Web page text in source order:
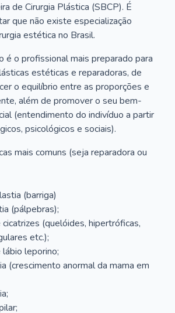
de Cirurgia Plástica (SBCP). É
que não existe especialização
estética no Brasil.
é o profissional mais preparado para
estéticas e reparadoras, de
o equilíbrio entre as proporções e
além de promover o seu bem-
(entendimento do indivíduo a partir
psicológicos e sociais).
mais comuns (seja reparadora ou
(barriga)
(pálpebras);
cicatrizes (quelóides, hipertróficas,
etc.);
lábio leporino;
(crescimento anormal da mama em